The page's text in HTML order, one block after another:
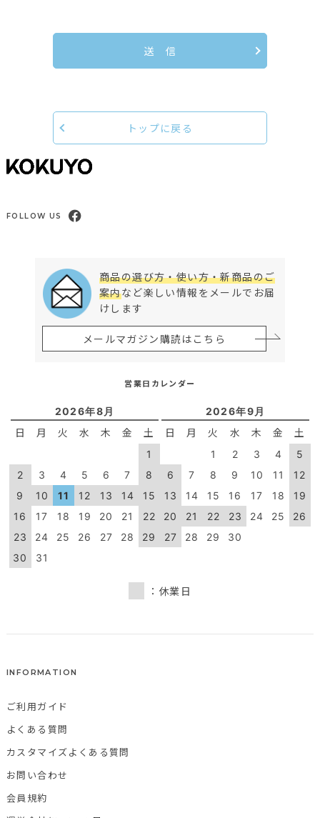
送 信
トップに戻る
FOLLOW US
商品の選び方・使い方・新商品のご
案内など楽しい情報をメールでお届
けします
メールマガジン購読はこちら
営業日カレンダー
2026年8月
日 月 火 水 木 金 土
1
2
3 4 5 6 7
8
9
10 11 12 13 14
15
16
17 18 19 20 21
22
23
24 25 26 27 28
29
30
31
2026年9月
日 月 火 水 木 金 土
1 2 3 4
5
6
7 8 9 10 11
12
13
14 15 16 17 18
19
20
21 22 23 24 25
26
27
28 29 30
：休業日
INFORMATION
ご利用ガイド
よくある質問
カスタマイズよくある質問
お問い合わせ
会員規約